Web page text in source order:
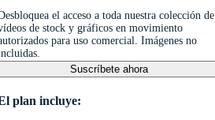
el acceso a toda nuestra colección de
de stock y gráficos en movimiento
para uso comercial. Imágenes no
Suscríbete ahora
plan incluye: